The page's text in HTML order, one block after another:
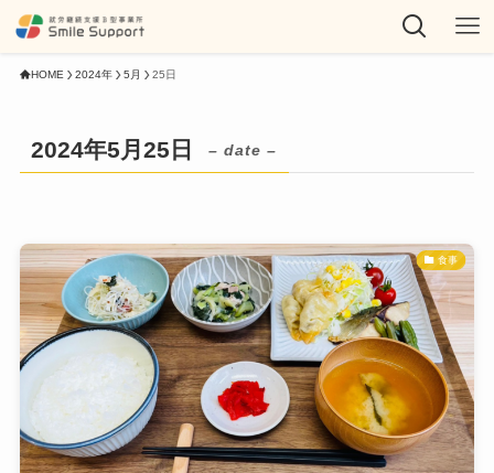
HOME 2024年 5月 25日
2024年5月25日 – date –
食事